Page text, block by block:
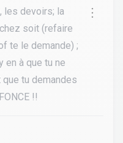
les devoirs; la
soit (refaire
te le demande) ;
en à que tu ne
tu demandes
!!